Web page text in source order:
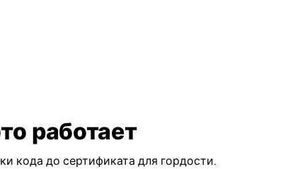
работает
кода до сертификата для гордости.